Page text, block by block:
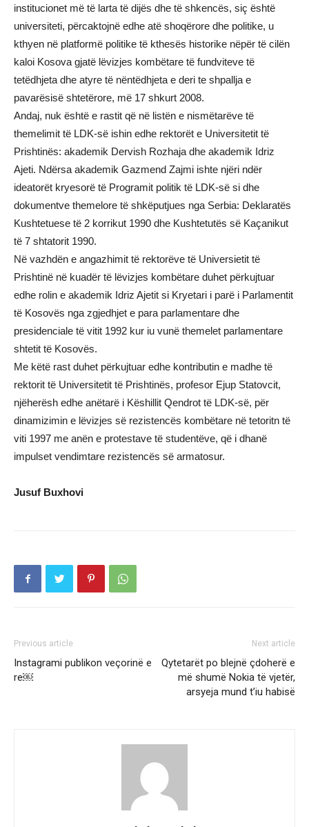
institucionet më të larta të dijës dhe të shkencës, siç është
universiteti, përcaktojnë edhe atë shoqërore dhe politike, u
kthyen në platformë politike të kthesës historike nëpër të cilën
kaloi Kosova gjatë lëvizjes kombëtare të fundviteve të
tetëdhjeta dhe atyre të nëntëdhjeta e deri te shpallja e
pavarësisë shtetërore, më 17 shkurt 2008.
Andaj, nuk është e rastit që në listën e nismëtarëve të
themelimit të LDK-së ishin edhe rektorët e Universitetit të
Prishtinës: akademik Dervish Rozhaja dhe akademik Idriz
Ajeti. Ndërsa akademik Gazmend Zajmi ishte njëri ndër
ideatorët kryesorë të Programit politik të LDK-së si dhe
dokumentve themelore të shkëputjues nga Serbia: Deklaratës
Kushtetuese të 2 korrikut 1990 dhe Kushtetutës së Kaçanikut
të 7 shtatorit 1990.
Në vazhdën e angazhimit të rektorëve të Universietit të
Prishtinë në kuadër të lëvizjes kombëtare duhet përkujtuar
edhe rolin e akademik Idriz Ajetit si Kryetari i parë i Parlamentit
të Kosovës nga zgjedhjet e para parlamentare dhe
presidenciale të vitit 1992 kur iu vunë themelet parlamentare
shtetit të Kosovës.
Me këtë rast duhet përkujtuar edhe kontributin e madhe të
rektorit të Universitetit të Prishtinës, profesor Ejup Statovcit,
njëherësh edhe anëtarë i Këshillit Qendrot të LDK-së, për
dinamizimin e lëvizjes së rezistencës kombëtare në tetoritn të
viti 1997 me anën e protestave të studentëve, që i dhanë
impulset vendimtare rezistencës së armatosur.
Jusuf Buxhovi
Previous article
Instagrami publikon veçorinë e
re￼
Next article
Qytetarët po blejnë çdoherë e
më shumë Nokia të vjetër,
arsyeja mund t’iu habisë